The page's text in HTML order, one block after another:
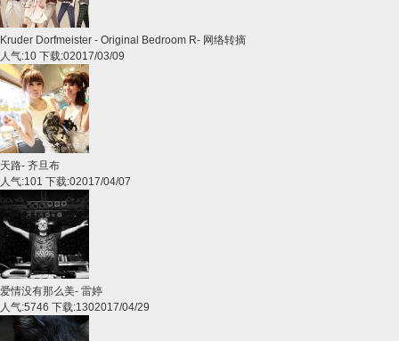
Kruder Dorfmeister - Original Bedroom R- 网络转摘
人气:10 下载:02017/03/09
天路- 齐旦布
人气:101 下载:02017/04/07
爱情没有那么美- 雷婷
人气:5746 下载:1302017/04/29